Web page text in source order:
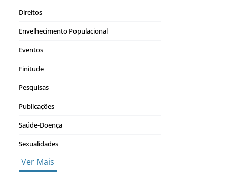
Direitos
Envelhecimento Populacional
Eventos
Finitude
Pesquisas
Publicações
Saúde-Doença
Sexualidades
Ver Mais